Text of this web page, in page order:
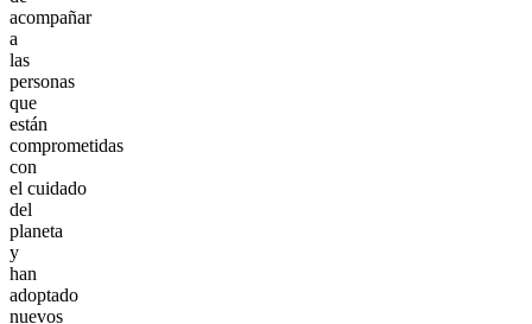
acompañar
a
las
personas
que
están
comprometidas
con
el cuidado
del
planeta
y
han
adoptado
nuevos